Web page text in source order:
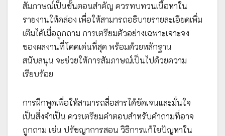
สัมภาษณ์เป็นขั้นตอนสำคัญ ควรทบทวนเนื้อหาใน
รายงานให้คล่อง เพื่อให้สามารถอธิบายรายละเอียดเพิ่ม
เติมได้เมื่อถูกถาม การเตรียมตัวอย่างเฉพาะเจาะจง
ของผลงานที่โดดเด่นที่สุด พร้อมด้วยหลักฐาน
สนับสนุน จะช่วยให้การสัมภาษณ์เป็นไปด้วยความ
เรียบร้อย
การฝึกพูดเพื่อให้สามารถสื่อสารได้ชัดเจนและมั่นใจ
เป็นสิ่งจำเป็น ควรเตรียมคำตอบสำหรับคำถามที่อาจ
ถูกถาม เช่น ปรัชญาการสอน วิธีการแก้ไขปัญหาใน